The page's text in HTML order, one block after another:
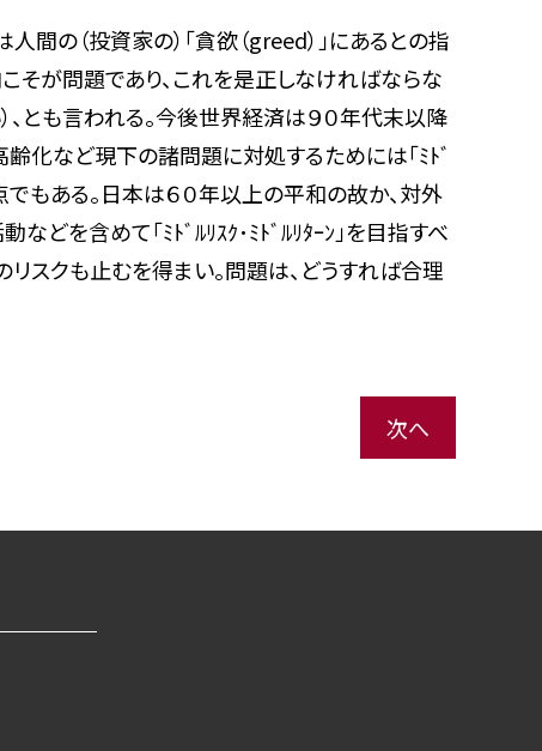
の（投資家の）「貪欲（greed）」にあるとの指
そが問題であり、これを是正しなければならな
とも言われる。今後世界経済は９０年代末以降
化など現下の諸問題に対処するためには「ﾐﾄﾞ
もある。日本は６０年以上の平和の故か、対外
どを含めて「ﾐﾄﾞﾙﾘｽｸ･ﾐﾄﾞﾙﾘﾀｰﾝ」を目指すべ
スクも止むを得まい。問題は、どうすれば合理
次へ